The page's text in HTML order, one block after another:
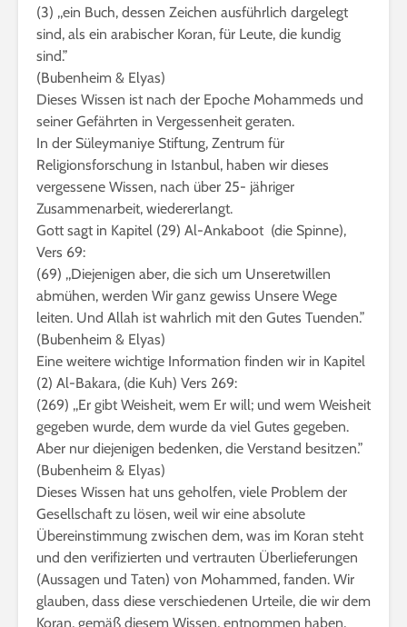
(3) ,,ein Buch, dessen Zeichen ausführlich dargelegt
sind, als ein arabischer Koran, für Leute, die kundig
sind.”
(Bubenheim & Elyas)
Dieses Wissen ist nach der Epoche Mohammeds und
seiner Gefährten in Vergessenheit geraten.
In der Süleymaniye Stiftung, Zentrum für
Religionsforschung in Istanbul, haben wir dieses
vergessene Wissen, nach über 25- jähriger
Zusammenarbeit, wiedererlangt.
Gott sagt in Kapitel (29) Al-Ankaboot (die Spinne),
Vers 69:
(69) ,,Diejenigen aber, die sich um Unseretwillen
abmühen, werden Wir ganz gewiss Unsere Wege
leiten. Und Allah ist wahrlich mit den Gutes Tuenden.”
(Bubenheim & Elyas)
Eine weitere wichtige Information finden wir in Kapitel
(2) Al-Bakara, (die Kuh) Vers 269:
(269) ,,Er gibt Weisheit, wem Er will; und wem Weisheit
gegeben wurde, dem wurde da viel Gutes gegeben.
Aber nur diejenigen bedenken, die Verstand besitzen.”
(Bubenheim & Elyas)
Dieses Wissen hat uns geholfen, viele Problem der
Gesellschaft zu lösen, weil wir eine absolute
Übereinstimmung zwischen dem, was im Koran steht
und den verifizierten und vertrauten Überlieferungen
(Aussagen und Taten) von Mohammed, fanden. Wir
glauben, dass diese verschiedenen Urteile, die wir dem
Koran, gemäß diesem Wissen, entnommen haben,